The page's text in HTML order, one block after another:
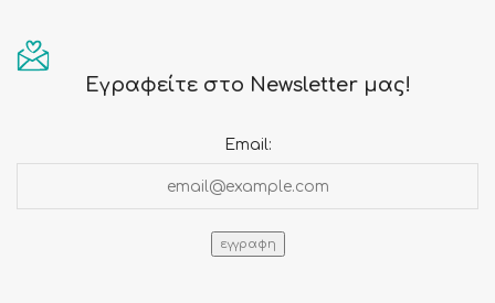
Εγραφείτε στο Newsletter μας!
Email: